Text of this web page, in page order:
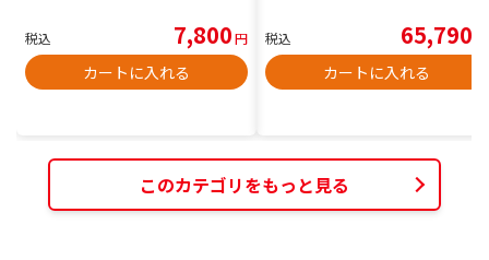
税込 7,800円
カートに入れる
税込 65,790
カートに入れる
このカテゴリをもっと見る